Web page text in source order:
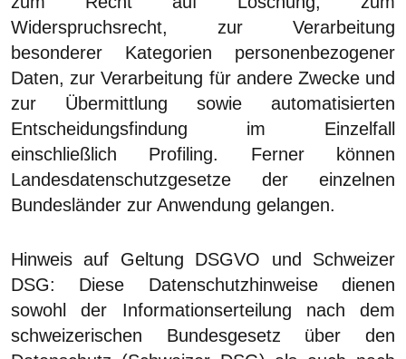
Widerspruchsrecht, zur Verarbeitung
besonderer Kategorien personenbezogener
Daten, zur Verarbeitung für andere Zwecke und
zur Übermittlung sowie automatisierten
Entscheidungsfindung im Einzelfall
einschließlich Profiling. Ferner können
Landesdatenschutzgesetze der einzelnen
Bundesländer zur Anwendung gelangen.
Hinweis auf Geltung DSGVO und Schweizer
DSG: Diese Datenschutzhinweise dienen
sowohl der Informationserteilung nach dem
schweizerischen Bundesgesetz über den